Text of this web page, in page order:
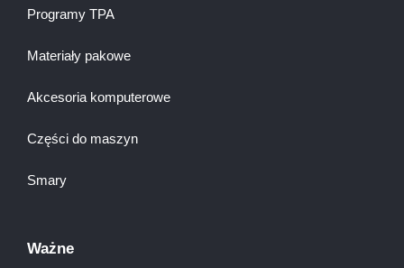
Programy TPA
Materiały pakowe
Akcesoria komputerowe
Części do maszyn
Smary
Ważne